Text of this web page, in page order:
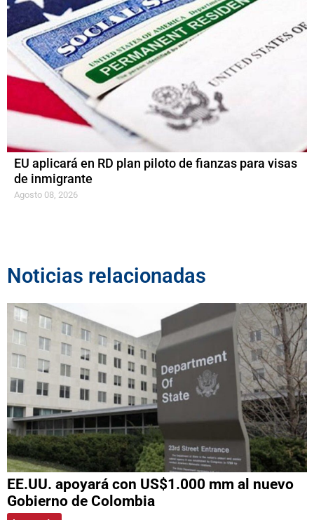
EU aplicará en RD plan piloto de fianzas para visas
de inmigrante
Agosto 08, 2026
Noticias relacionadas
EE.UU. apoyará con US$1.000 mm al nuevo
Gobierno de Colombia